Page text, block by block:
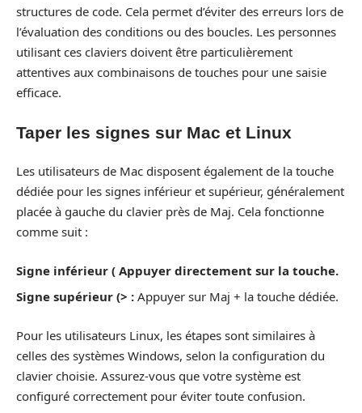
structures de code. Cela permet d’éviter des erreurs lors de
l’évaluation des conditions ou des boucles. Les personnes
utilisant ces claviers doivent être particulièrement
attentives aux combinaisons de touches pour une saisie
efficace.
Taper les signes sur Mac et Linux
Les utilisateurs de Mac disposent également de la touche
dédiée pour les signes inférieur et supérieur, généralement
placée à gauche du clavier près de Maj. Cela fonctionne
comme suit :
Signe inférieur ( Appuyer directement sur la touche.
Signe supérieur (> : Appuyer sur Maj + la touche dédiée.
Pour les utilisateurs Linux, les étapes sont similaires à
celles des systèmes Windows, selon la configuration du
clavier choisie. Assurez-vous que votre système est
configuré correctement pour éviter toute confusion.